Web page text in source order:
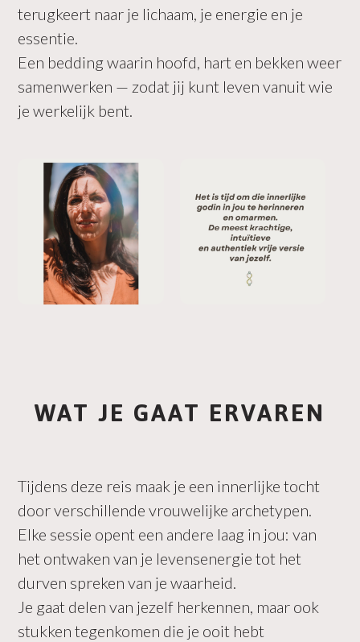
terugkeert naar je lichaam, je energie en je
essentie.
Een bedding waarin hoofd, hart en bekken weer
samenwerken — zodat jij kunt leven vanuit wie
je werkelijk bent.
WAT JE GAAT ERVAREN
Tijdens deze reis maak je een innerlijke tocht
door verschillende vrouwelijke archetypen.
Elke sessie opent een andere laag in jou: van
het ontwaken van je levensenergie tot het
durven spreken van je waarheid.
Je gaat delen van jezelf herkennen, maar ook
stukken tegenkomen die je ooit hebt